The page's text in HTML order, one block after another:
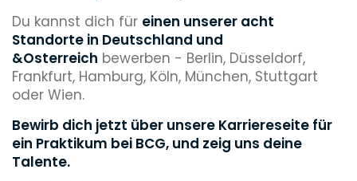
Du kannst dich für einen unserer acht
Standorte in Deutschland und
&Osterreich bewerben - Berlin, Düsseldorf,
Frankfurt, Hamburg, Köln, München, Stuttgart
oder Wien.
Bewirb dich jetzt über unsere Karriereseite für
ein Praktikum bei BCG, und zeig uns deine
Talente.